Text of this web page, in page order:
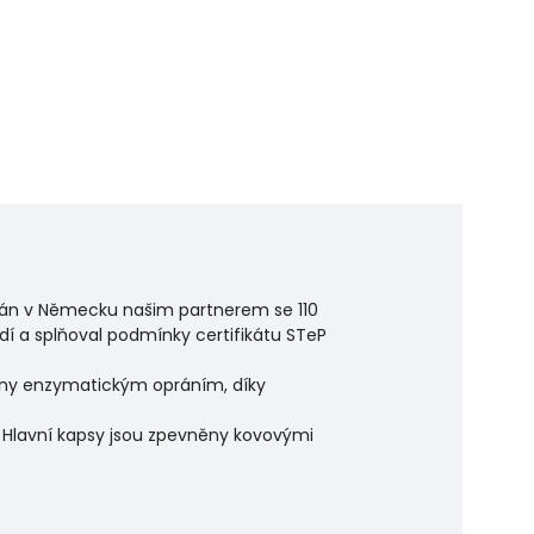
v Německu našim partnerem se 110
a splňoval podmínky certifikátu STeP
enzymatickým opráním, díky
kapsy jsou zpevněny kovovými